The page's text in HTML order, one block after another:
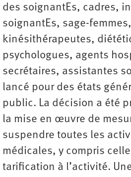
des soignantEs, cadres,
soignantEs, sage-femmes,
kinésithérapeutes,
psychologues, agents
secrétaires, assistantes
lancé pour des états
public. La décision a été
la mise en œuvre de
suspendre toutes les
médicales, y compris
tarification à l’activité.